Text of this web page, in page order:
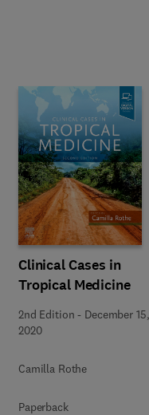
Clinical Cases in
Tropical Medicine
2nd Edition - December 15,
2020
Camilla Rothe
Paperback